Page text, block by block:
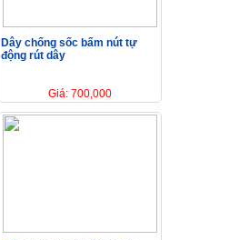
Dây chống sốc bấm nút tự
động rút dây
Giá: 700,000